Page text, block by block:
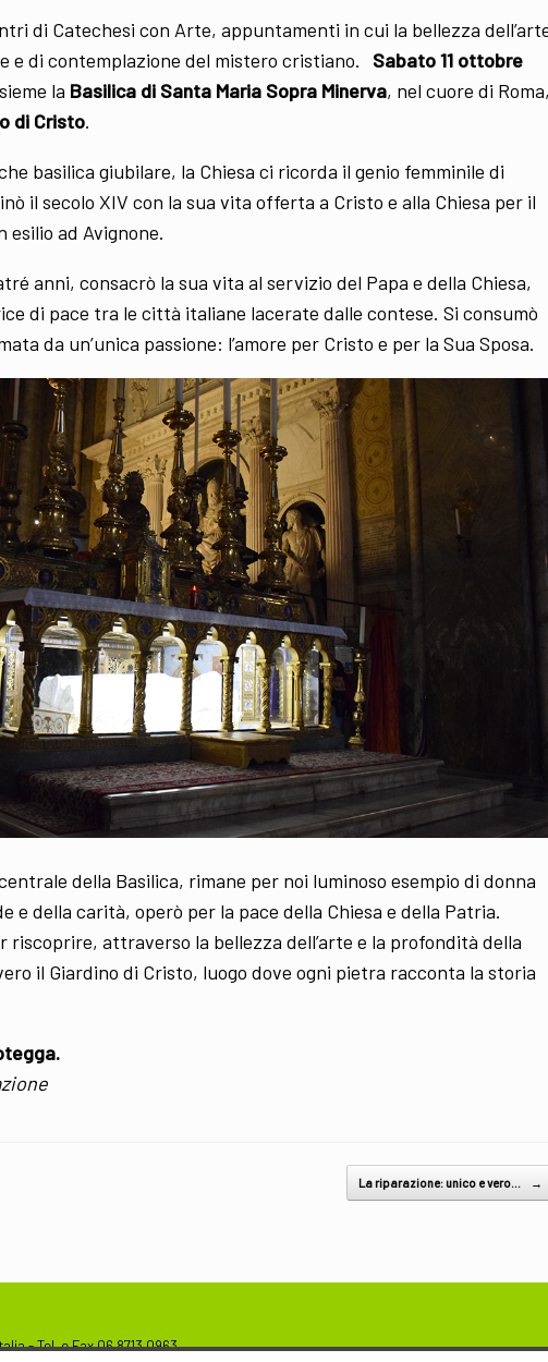
di Catechesi con Arte, appuntamenti in cui la bellezza
e di contemplazione del mistero cristiano. Sabato 11 ottobre
la Basilica di Santa Maria Sopra Minerva, nel cuore di
di Cristo.
basilica giubilare, la Chiesa ci ricorda il genio femminile di
il secolo XIV con la sua vita offerta a Cristo e alla Chiesa per il
esilio ad Avignone.
anni, consacrò la sua vita al servizio del Papa e della Chiesa,
di pace tra le città italiane lacerate dalle contese. Si consumò
da un’unica passione: l’amore per Cristo e per la Sua Sposa.
della Basilica, rimane per noi luminoso esempio di donna
e della carità, operò per la pace della Chiesa e della Patria.
riscoprire, attraverso la bellezza dell’arte e la profondità della
il Giardino di Cristo, luogo dove ogni pietra racconta la storia
La riparazione: unico e vero… →
- Tel. e Fax 06 8713 0963